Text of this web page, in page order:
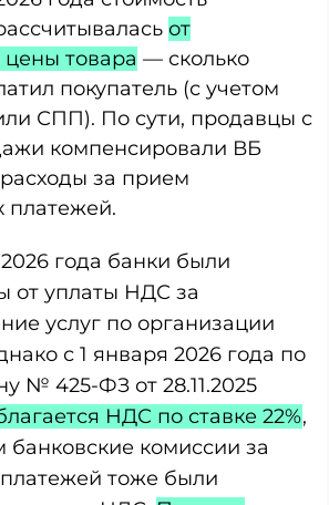
от
товара — сколько
покупатель (с учетом
СПП). По сути, продавцы с
компенсировали ВБ
за прием
платежей.
года банки были
от уплаты НДС за
услуг по организации
с 1 января 2026 года по
№ 425-ФЗ от 28.11.2025
НДС по ставке 22%,
банковские комиссии за
тоже были